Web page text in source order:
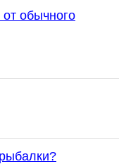
обычного